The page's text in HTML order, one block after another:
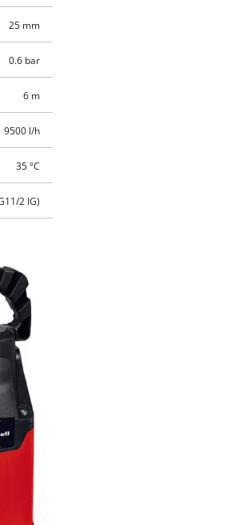
25 mm
0.6 bar
6 m
9500 l/h
35 °C
2 IG)